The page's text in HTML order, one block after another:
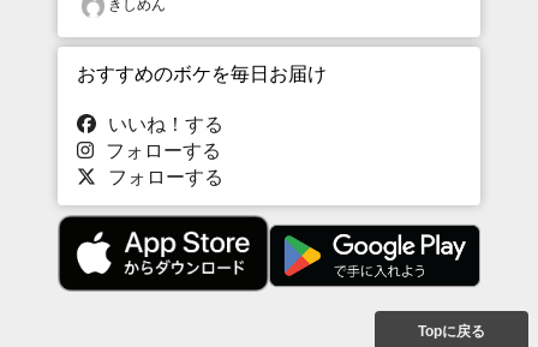
きしめん
おすすめのボケを毎日お届け
いいね！する
フォローする
フォローする
Topに戻る